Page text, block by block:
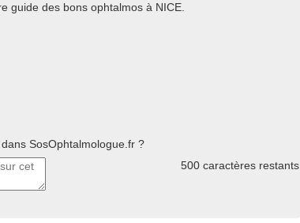
guide des bons ophtalmos à NICE.
SosOphtalmologue.fr ?
500 caractères restants